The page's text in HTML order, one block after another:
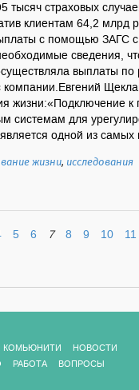
тысяч страховых
клиентам 64,2 млрд
с помощью ЗАГС
сведения,
выплаты по
компании.Евгений
жизни:«Подключение к
системам для
одной из самых
жизни, исследования
5 6 7 8 9 10 11
КОМЬЮНИТИ
НОВОСТИ
РАБОТА
ВОПРОСЫ